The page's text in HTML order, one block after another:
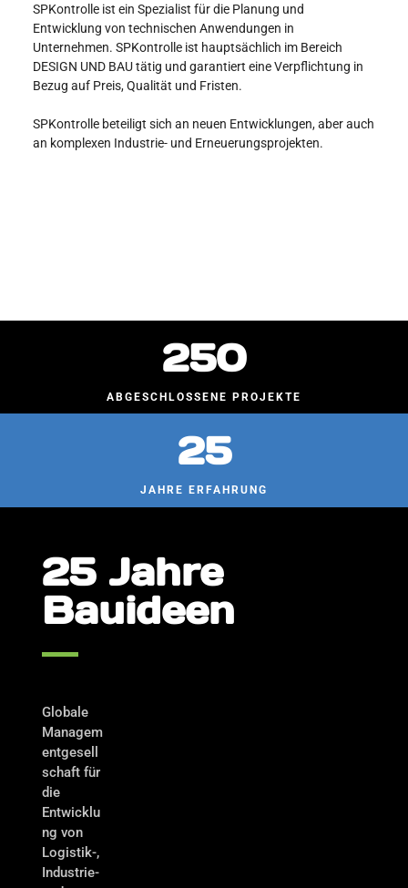
SPKontrolle ist ein Spezialist für die Planung und
Entwicklung von technischen Anwendungen in
Unternehmen. SPKontrolle ist hauptsächlich im Bereich
DESIGN UND BAU tätig und garantiert eine Verpflichtung in
Bezug auf Preis, Qualität und Fristen.
SPKontrolle beteiligt sich an neuen Entwicklungen, aber auch
an komplexen Industrie- und Erneuerungsprojekten.
25
JAHRE ERFAHRUNG
250
ABGESCHLOSSENE PROJEKTE
25 Jahre
Bauideen
Globale
Managem
entgesell
schaft für
die
Entwicklu
ng von
Logistik-,
Industrie-